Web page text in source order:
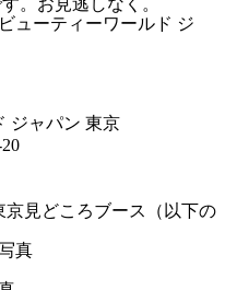
ューティーワールド ジ
ジャパン 東京
京見どころブース
（以下の